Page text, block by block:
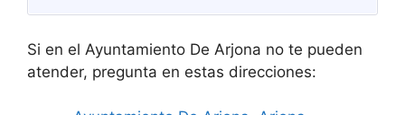
Si en el Ayuntamiento De Arjona no te pueden
atender, pregunta en estas direcciones: